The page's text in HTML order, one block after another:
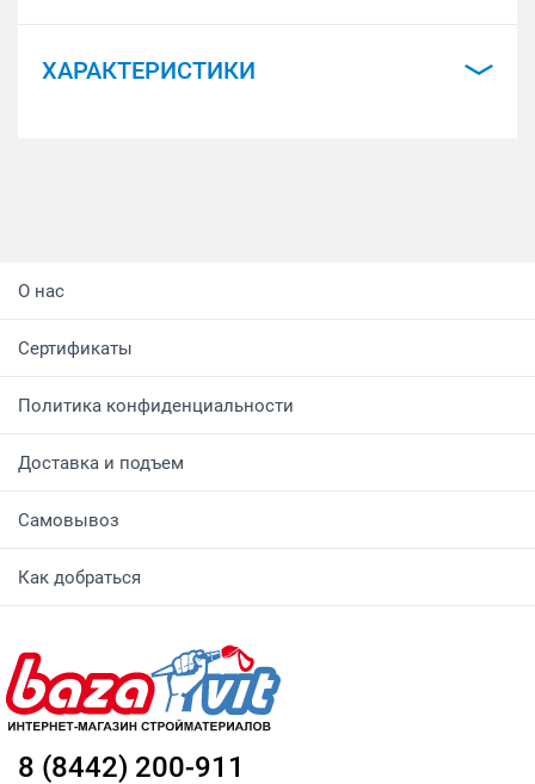
ХАРАКТЕРИСТИКИ
О нас
Сертификаты
Политика конфиденциальности
Доставка и подъем
Самовывоз
Как добраться
8 (8442) 200-911